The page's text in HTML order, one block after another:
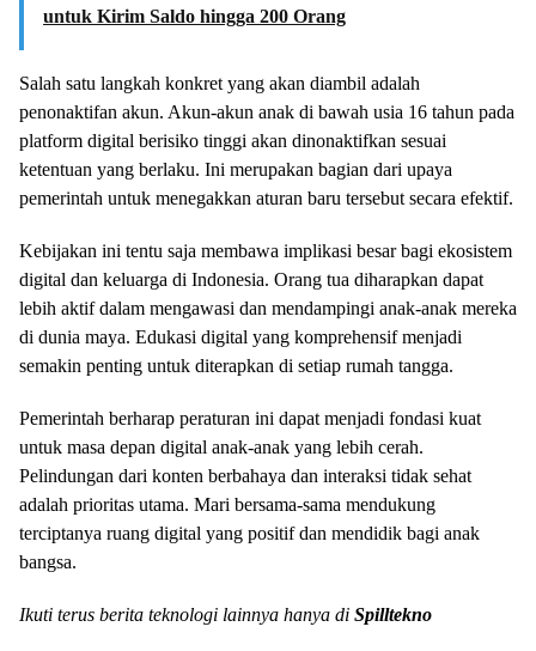
untuk Kirim Saldo hingga 200 Orang
Salah satu langkah konkret yang akan diambil adalah
penonaktifan akun. Akun-akun anak di bawah usia 16 tahun pada
platform digital berisiko tinggi akan dinonaktifkan sesuai
ketentuan yang berlaku. Ini merupakan bagian dari upaya
pemerintah untuk menegakkan aturan baru tersebut secara efektif.
Kebijakan ini tentu saja membawa implikasi besar bagi ekosistem
digital dan keluarga di Indonesia. Orang tua diharapkan dapat
lebih aktif dalam mengawasi dan mendampingi anak-anak mereka
di dunia maya. Edukasi digital yang komprehensif menjadi
semakin penting untuk diterapkan di setiap rumah tangga.
Pemerintah berharap peraturan ini dapat menjadi fondasi kuat
untuk masa depan digital anak-anak yang lebih cerah.
Pelindungan dari konten berbahaya dan interaksi tidak sehat
adalah prioritas utama. Mari bersama-sama mendukung
terciptanya ruang digital yang positif dan mendidik bagi anak
bangsa.
Ikuti terus berita teknologi lainnya hanya di Spilltekno